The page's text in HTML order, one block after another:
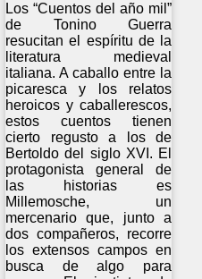
Los “Cuentos del año mil”
de Tonino Guerra
resucitan el espíritu de la
literatura medieval
italiana. A caballo entre la
picaresca y los relatos
heroicos y caballerescos,
estos cuentos tienen
cierto regusto a los de
Bertoldo del siglo XVI. El
protagonista general de
las historias es
Millemosche, un
mercenario que, junto a
dos compañeros, recorre
los extensos campos en
busca de algo para